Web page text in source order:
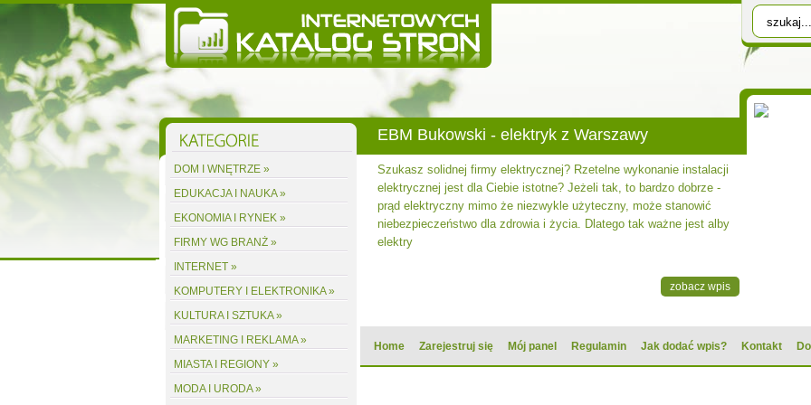
EBM Bukowski - elektryk z Warszawy
Szukasz solidnej firmy elektrycznej? Rzetelne wykonanie instalacji
elektrycznej jest dla Ciebie istotne? Jeżeli tak, to bardzo dobrze -
prąd elektryczny mimo że niezwykle użyteczny, może stanowić
niebezpieczeństwo dla zdrowia i życia. Dlatego tak ważne jest alby
elektry
zobacz wpis
Home Zarejestruj się Mój panel Regulamin Jak dodać wpis? Kontakt
DOM I WNĘTRZE »
EDUKACJA I NAUKA »
EKONOMIA I RYNEK »
FIRMY WG BRANŻ »
INTERNET »
KOMPUTERY I ELEKTRONIKA »
KULTURA I SZTUKA »
MARKETING I REKLAMA »
MIASTA I REGIONY »
MODA I URODA »